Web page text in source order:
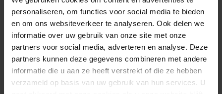
personaliseren, om functies voor social media te bieden
en om ons websiteverkeer te analyseren. Ook delen we
informatie over uw gebruik van onze site met onze
partners voor social media, adverteren en analyse. Deze
partners kunnen deze gegevens combineren met andere
informatie die u aan ze heeft verstrekt of die ze hebben
verzameld op basis van uw gebruik van hun services. U
Basalt Basalt-wit